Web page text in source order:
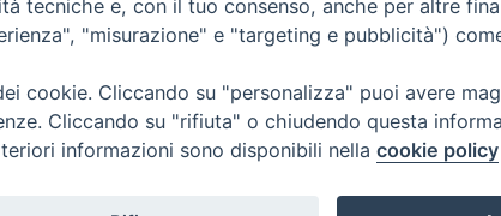
Contatti principali
9481| fax0438 948214
EMAIL GENERALE
tecniche e, con il tuo consenso, anche per altre
"misurazione" e "targeting e pubblicità")
cookie. Cliccando su "personalizza" puoi avere
Cliccando su "rifiuta" o chiudendo questa
informazioni sono disponibili nella cookie policy